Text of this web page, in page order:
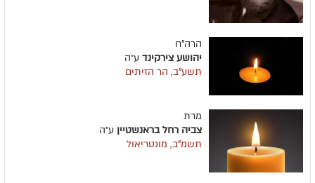
הרה"ח
יהושע צירקינד ע״ה
תשע"ב, הר הזיתים
מרת
צביה רחל בראנשטיין ע״ה
תשמ"ב, מונטריאול